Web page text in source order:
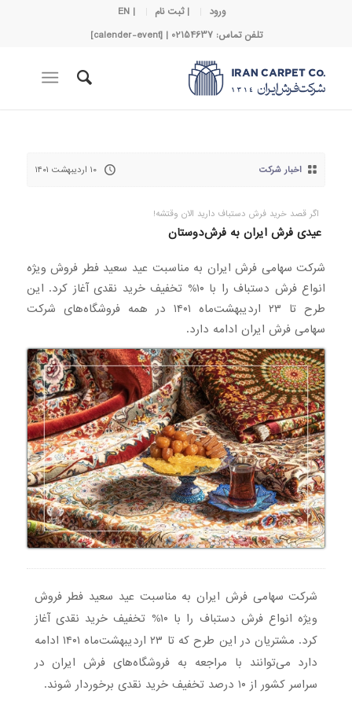
ورود | ثبت نام
| EN
تلفن تماس: 02154637 | [calender-event]
اخبار شرکت ۱۰ اردیبهشت ۱۴۰۱
اگر قصد خرید فرش دستباف دارید الان وقتشه!
عیدی فرش ایران به فرش‌دوستان
شرکت سهامی فرش ایران به مناسبت عید سعید فطر فروش ویژه
انواع فرش دستباف را با ۱۰% تخفیف خرید نقدی آغاز کرد. این
طرح تا ۲۳ اردیبهشت‌ماه ۱۴۰۱ در همه فروشگاه‌های شرکت
سهامی فرش ایران ادامه دارد.
شرکت سهامی فرش ایران به مناسبت عید سعید فطر فروش
ویژه انواع فرش دستباف را با ۱۰% تخفیف خرید نقدی آغاز
کرد. مشتریان در این طرح که تا ۲۳ اردیبهشت‌ماه ۱۴۰۱ ادامه
دارد می‌توانند با مراجعه به فروشگاه‌های فرش ایران در
سراسر کشور از ۱۰ درصد تخفیف خرید نقدی برخوردار شوند.